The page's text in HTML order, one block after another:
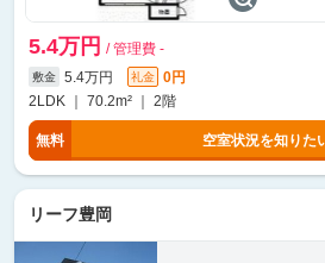
5.4万円 / 管理費 -
敷金 5.4万円 礼金
0円
2LDK ｜ 70.2m² ｜ 2階
無料 空室状況を知りた
リーフ豊岡